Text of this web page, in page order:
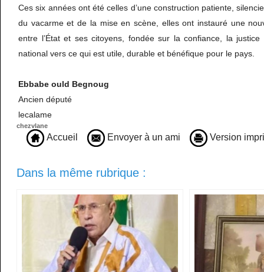
Ces six années ont été celles d’une construction patiente,
du vacarme et de la mise en scène, elles ont instauré une
entre l’État et ses citoyens, fondée sur la confiance, la justice
national vers ce qui est utile, durable et bénéfique pour le pays.
Ebbabe ould Begnoug
Ancien député
lecalame
chezvlane
Accueil Envoyer à un ami Version
Dans la même rubrique :